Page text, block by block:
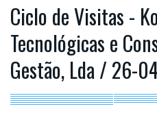
Ciclo de Visitas -
Tecnológicas e
Gestão, Lda / 26-